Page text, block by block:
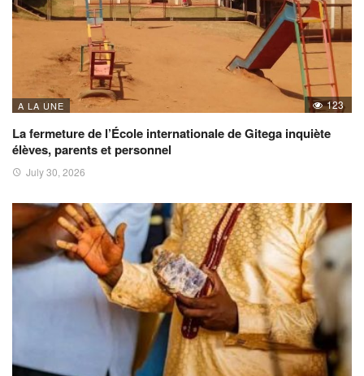
A LA UNE 123
La fermeture de l’École internationale de Gitega inquiète
élèves, parents et personnel
July 30, 2026